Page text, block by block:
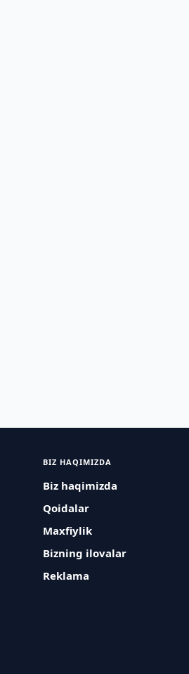
BIZ HAQIMIZDA
Biz haqimizda
Qoidalar
Maxfiylik
Bizning ilovalar
Reklama